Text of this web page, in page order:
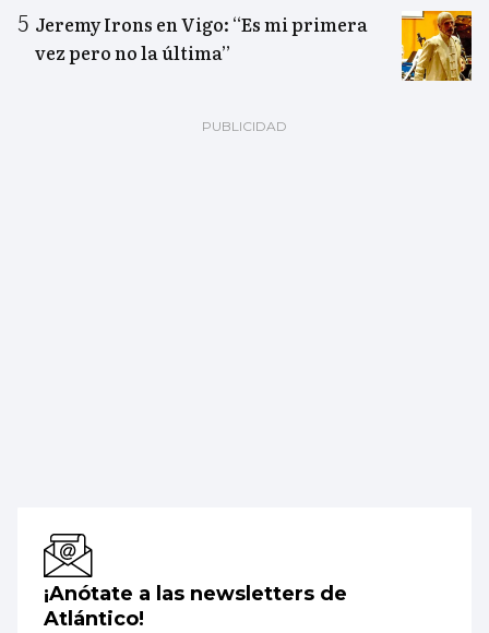
Jeremy Irons en Vigo: “Es mi primera
vez pero no la última”
¡Anótate a las newsletters de
Atlántico!